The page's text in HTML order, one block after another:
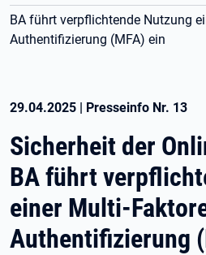
BA führt verpflichtende Nutzung
Authentifizierung (MFA) ein
29.04.2025 | Presseinfo Nr. 13
Sicherheit der
BA führt
einer Multi-
Authentifizierung